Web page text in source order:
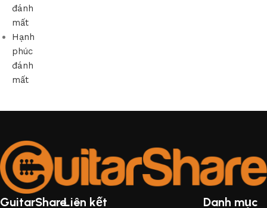
đánh
mất
Hạnh
phúc
đánh
mất
GuitarShareLiên kết Danh mục